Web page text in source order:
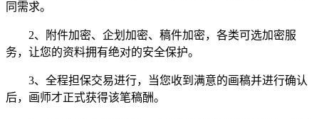
同需求。
2、附件加密、企划加密、稿件加密，各类可选加密服
务，让您的资料拥有绝对的安全保护。
3、全程担保交易进行，当您收到满意的画稿并进行确认
后，画师才正式获得该笔稿酬。